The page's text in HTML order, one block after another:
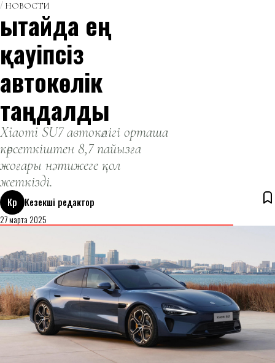
НОВОСТИ
Қытайда ең
қауіпсіз
автокөлік
таңдалды
Xiaomi SU7 автокөлігі орташа
көрсеткіштен 8,7 пайызға
жоғары нәтижеге қол
жеткізді.
Кр
Кезекші редактор
27 марта 2025